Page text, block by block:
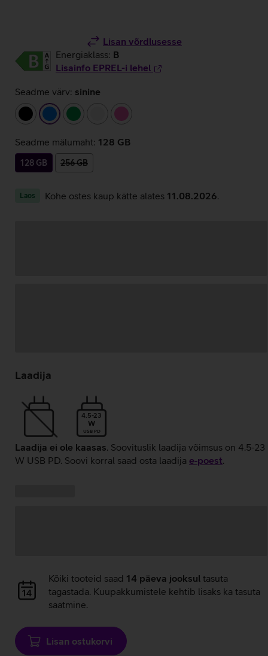
Lisan võrdlusesse
Energiaklass: B
Lisainfo EPREL-i lehel
Seadme värv: sinine
must
sinine rohelinevalge roosa
Seadme mälumaht: 128 GB
128 GB 256 GB
Laos Kohe ostes kaup kätte alates 11.08.2026
laadimine
Laadija
4.5-23
W
USB PD
Laadija ei ole kaasas. Soovituslik laadija võimsus on 4.5-23
W USB PD. Soovi korral saad osta laadija e‑poest.
Andmete
laadimine
Kõiki tooteid saad 14 päeva jooksul tasuta
tagastada. Kuupakkumistele kehtib lisaks ka tasuta
saatmine.
Lisan ostukorvi